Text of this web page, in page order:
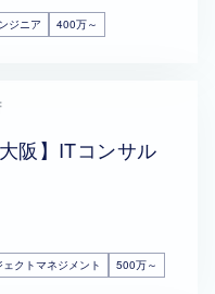
ジニア 400万～
阪】ITコンサル
クトマネジメント 500万～